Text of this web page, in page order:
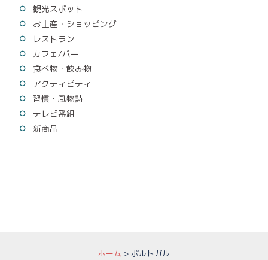
観光スポット
お土産・ショッピング
レストラン
カフェ/バー
食べ物・飲み物
アクティビティ
習慣・風物詩
テレビ番組
新商品
ホーム > ポルトガル